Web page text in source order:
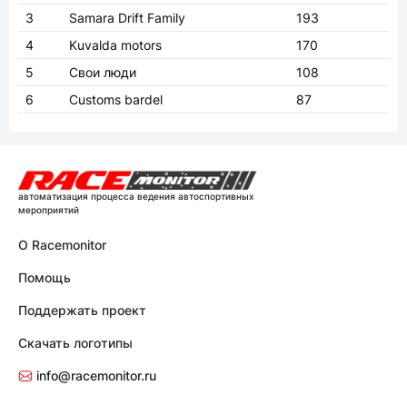
3
Samara Drift Family
193
4
Kuvalda motors
170
5
Свои люди
108
6
Customs bardel 87
автоматизация процесса ведения автоспортивных
мероприятий
О Racemonitor
Помощь
Поддержать проект
Скачать логотипы
info@racemonitor.ru